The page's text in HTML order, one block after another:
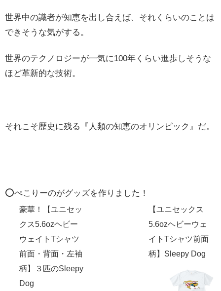
世界中の識者が知恵を出し合えば、それくらいのことは
できそうな気がする。
世界のテクノロジーが一気に100年くらい進歩しそうな
ほど革新的な技術。
それこそ歴史に残る『人類の知恵のオリンピック』だ。
⭕️ぺこりーのがグッズを作りました！
豪華！【ユニセッ
クス5.6ozヘビー
ウェイトTシャツ
前面・背面・左袖
柄】３匹のSleepy
Dog
【ユニセックス
5.6ozヘビーウェ
イトTシャツ前面
柄】Sleepy Dog